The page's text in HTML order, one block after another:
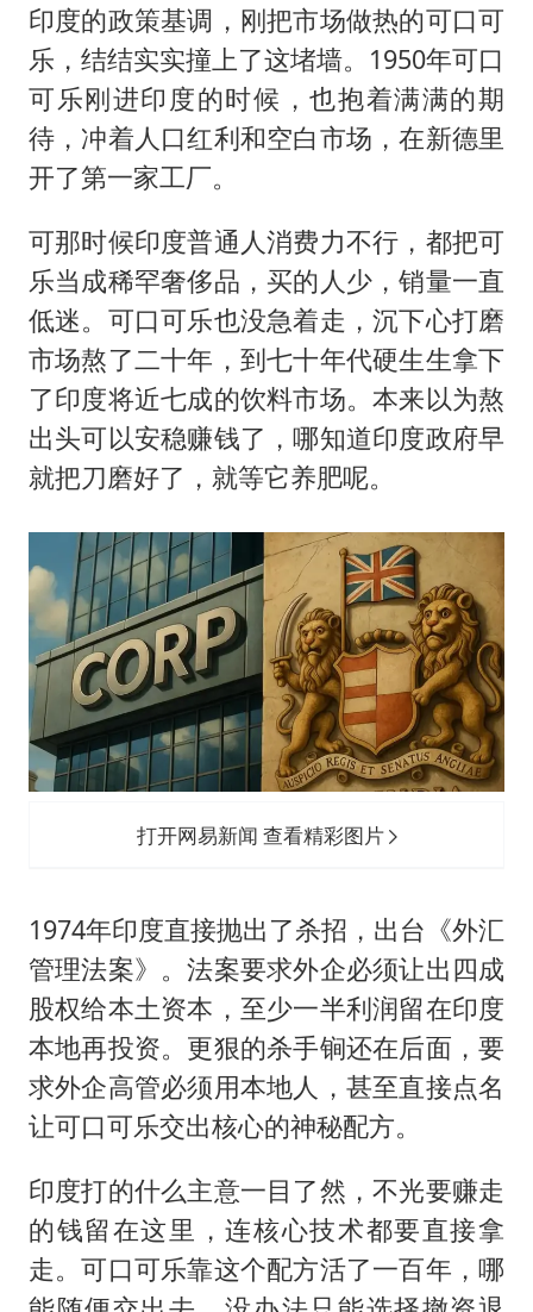
印度的政策基调，刚把市场做热的可口可
乐，结结实实撞上了这堵墙。1950年可口
可乐刚进印度的时候，也抱着满满的期
待，冲着人口红利和空白市场，在新德里
开了第一家工厂。
可那时候印度普通人消费力不行，都把可
乐当成稀罕奢侈品，买的人少，销量一直
低迷。可口可乐也没急着走，沉下心打磨
市场熬了二十年，到七十年代硬生生拿下
了印度将近七成的饮料市场。本来以为熬
出头可以安稳赚钱了，哪知道印度政府早
就把刀磨好了，就等它养肥呢。
打开网易新闻 查看精彩图片
1974年印度直接抛出了杀招，出台《外汇
管理法案》。法案要求外企必须让出四成
股权给本土资本，至少一半利润留在印度
本地再投资。更狠的杀手锏还在后面，要
求外企高管必须用本地人，甚至直接点名
让可口可乐交出核心的神秘配方。
印度打的什么主意一目了然，不光要赚走
的钱留在这里，连核心技术都要直接拿
走。可口可乐靠这个配方活了一百年，哪